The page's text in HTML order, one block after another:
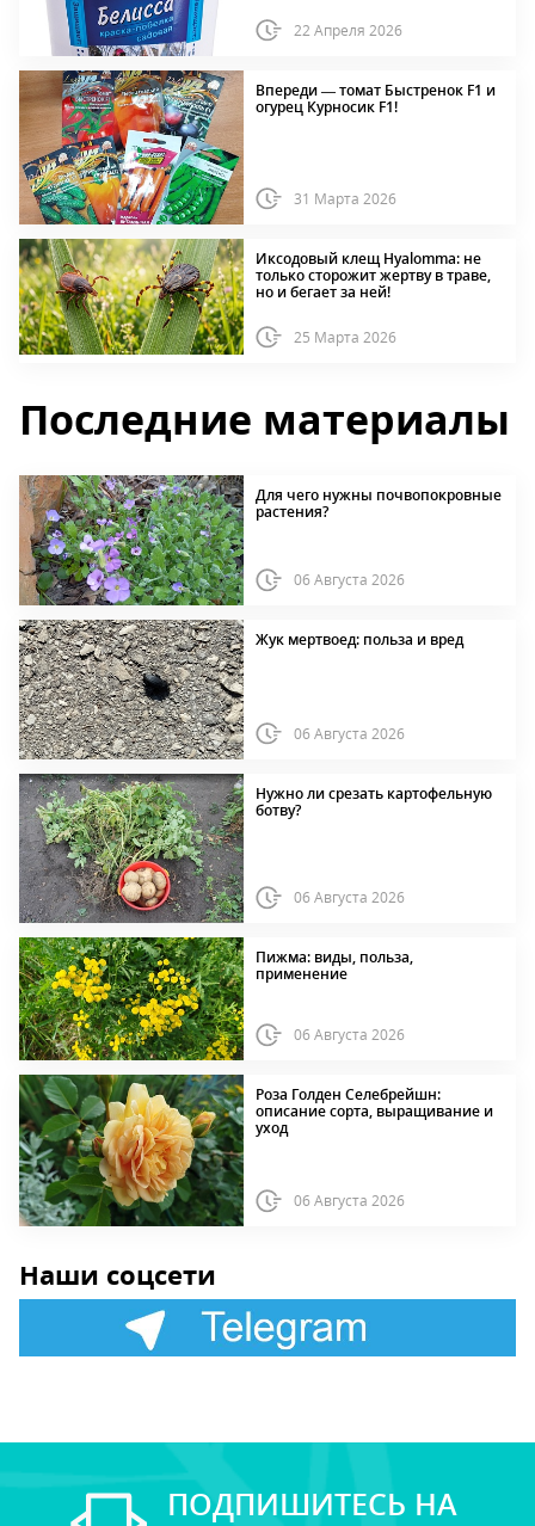
22 Апреля 2026
Впереди — томат Быстренок F1 и
огурец Курносик F1!
31 Марта 2026
Иксодовый клещ Hyalomma: не
только сторожит жертву в траве,
но и бегает за ней!
25 Марта 2026
Последние материалы
Для чего нужны почвопокровные
растения?
06 Августа 2026
Жук мертвоед: польза и вред
06 Августа 2026
Нужно ли срезать картофельную
ботву?
06 Августа 2026
Пижма: виды, польза,
применение
06 Августа 2026
Роза Голден Селебрейшн:
описание сорта, выращивание и
уход
06 Августа 2026
Наши соцсети
ПОДПИШИТЕСЬ НА